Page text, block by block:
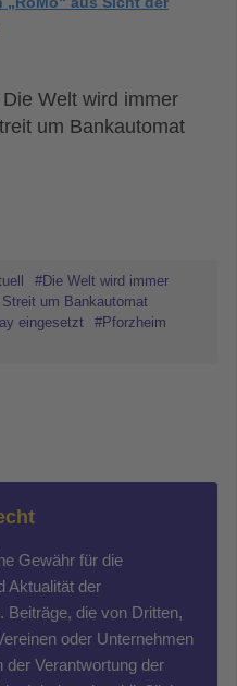
Welt wird immer
um Bankautomat
#Die Welt wird immer
um Bankautomat
eingesetzt
#Pforzheim
Gewähr für die
Aktualität der
Beiträge, die von Dritten,
oder Unternehmen
der Verantwortung der